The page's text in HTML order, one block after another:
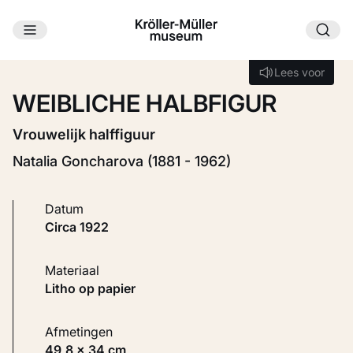
Ga naar hoofdinhoud
Lees voor
Lees voor
WEIBLICHE HALBFIGUR
Vrouwelijk halffiguur
Natalia Goncharova (1881 - 1962)
Datum
circa 1922
Materiaal
Litho op papier
Afmetingen